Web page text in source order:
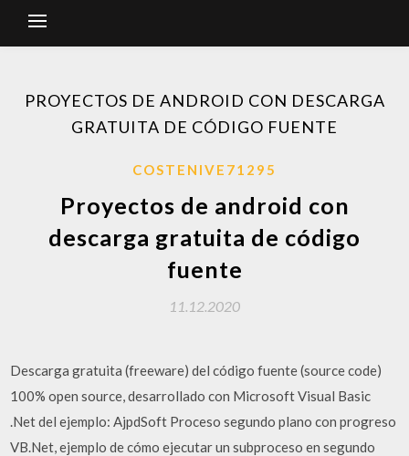
PROYECTOS DE ANDROID CON DESCARGA
GRATUITA DE CÓDIGO FUENTE
COSTENIVE71295
Proyectos de android con
descarga gratuita de código
fuente
11.12.2020
Descarga gratuita (freeware) del código fuente (source code)
100% open source, desarrollado con Microsoft Visual Basic
.Net del ejemplo: AjpdSoft Proceso segundo plano con progreso
VB.Net, ejemplo de cómo ejecutar un subproceso en segundo